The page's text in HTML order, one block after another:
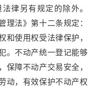
律另有规定的除外。
理法》第十二条规定：
和使用权受法律保护，
。不动产统一登记能够
保障不动产交易安全，
动，有效保护不动产权